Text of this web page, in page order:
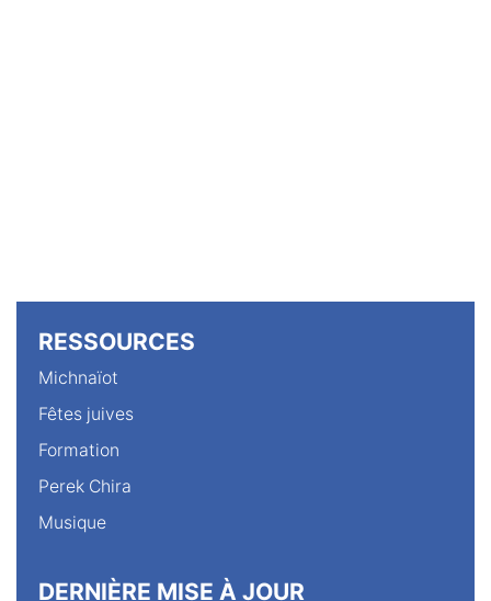
RESSOURCES
Michnaïot
Fêtes juives
Formation
Perek Chira
Musique
DERNIÈRE MISE À JOUR